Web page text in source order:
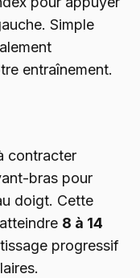
Simple
entraînement.
contracter
bras pour
doigt. Cette
8 à 14
progressif